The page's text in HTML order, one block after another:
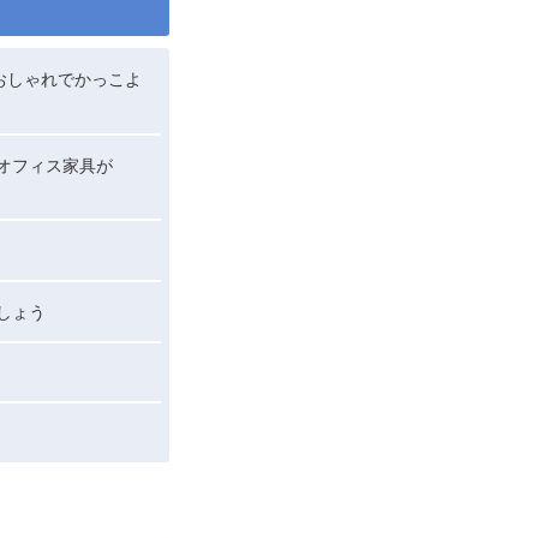
ゃれでかっこよ
フィス家具が
ょう